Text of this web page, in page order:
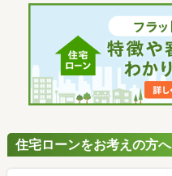
住宅ローンをお考えの方へ